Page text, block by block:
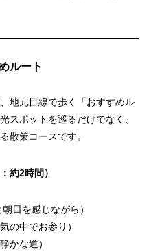
ルート
地元目線で歩く「おすすめル
スポットを巡るだけでなく、
散策コースです。
約2時間）
日を感じながら）
の中でお参り）
かな道）